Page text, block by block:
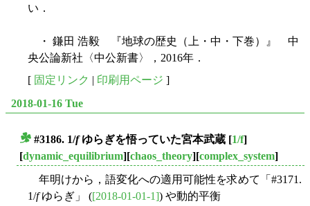
い．
・ 鎌田 浩毅 『地球の歴史（上・中・下巻）』 中
央公論新社〈中公新書〉，2016年．
[ 固定リンク | 印刷用ページ ]
2018-01-16 Tue
#3186. 1/fゆらぎを悟っていた宮本武蔵 [1/f]
[dynamic_equilibrium][chaos_theory][complex_system]
年明けから，語変化への適用可能性を求めて「#3171.
1/fゆらぎ」 ([2018-01-01-1]) や動的平衡